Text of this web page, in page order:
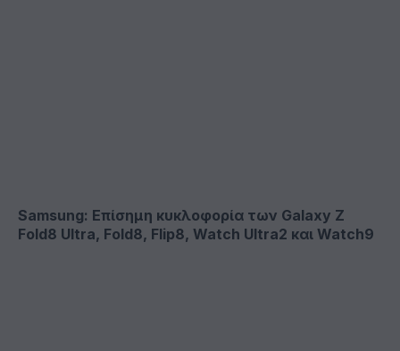
Samsung: Επίσημη κυκλοφορία των Galaxy Z
Fold8 Ultra, Fold8, Flip8, Watch Ultra2 και Watch9